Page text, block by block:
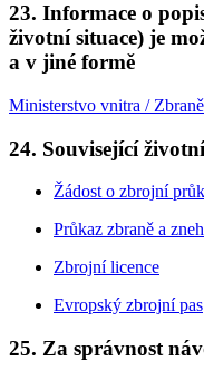
23. Informace o
životní situace) je
a v jiné formě
Ministerstvo vnitra /
24. Související
Žádost o zbrojní
Průkaz zbraně a
Zbrojní licence
Evropský zbrojní pas
25. Za správnost